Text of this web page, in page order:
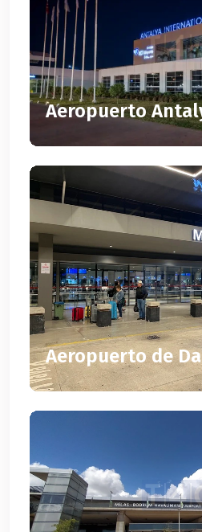
Aeropuerto
Aeropuerto de